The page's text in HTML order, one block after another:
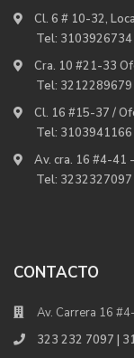
Cl. 6 # 10-32,
Tel: 3103926734
Cra. 10 #21-33
Tel: 3212289679
Cl. 16 #15-37 /
Tel: 3103941166
Av. cra. 16 #4-41
Tel: 3232327097
CONTACTO
Av. Carrera 16
323 232 7097 |